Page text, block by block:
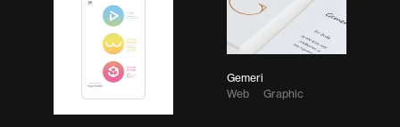
Gemeri
Web
Graphic